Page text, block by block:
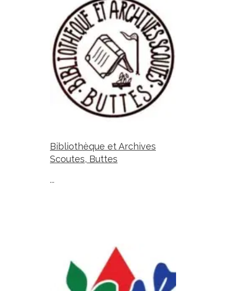
Bibliothèque et Archives
Scoutes, Buttes
...